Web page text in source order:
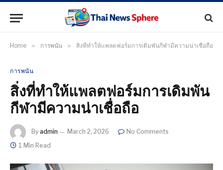
Home » การพนัน » สิ่งที่ทำให้แพลตฟอร์มการเดิมพันกีฬามีความน่าเชื่อถือ
การพนัน
สิ่งที่ทำให้แพลตฟอร์มการเดิมพัน
กีฬามีความน่าเชื่อถือ
By admin March 2, 2026
No Comments
1 Min Read